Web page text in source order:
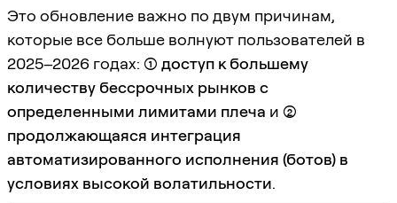
Это обновление важно по двум причинам,
которые все больше волнуют пользователей в
2025–2026 годах: (1) доступ к большему
количеству бессрочных рынков с
определенными лимитами плеча и (2)
продолжающаяся интеграция
автоматизированного исполнения (ботов) в
условиях высокой волатильности.